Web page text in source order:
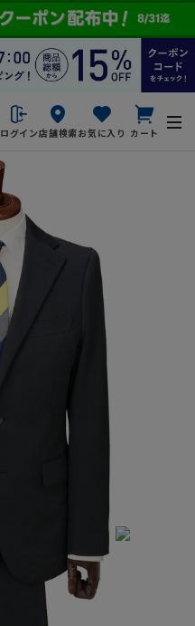
ログイン店舗検索お気に入り カート